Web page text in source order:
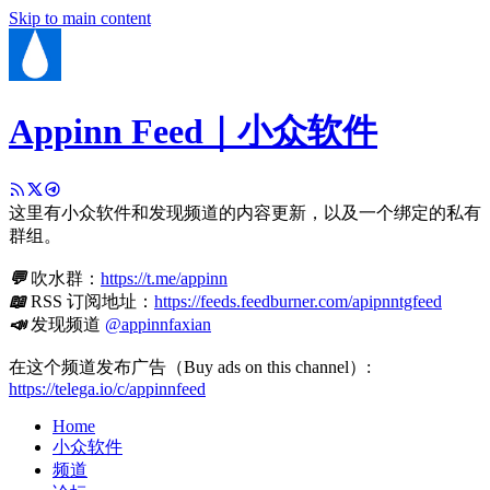
Skip to main content
Appinn Feed｜小众软件
这里有小众软件和发现频道的内容更新，以及一个绑定的私有
群组。
💬吹水群： https://t.me/appinn
📖RSS 订阅地址： https://feeds.feedburner.com/apipnntgfeed
📣发现频道 @appinnfaxian
在这个频道发布广告（Buy ads on this channel）:
https://telega.io/c/appinnfeed
Home
小众软件
频道